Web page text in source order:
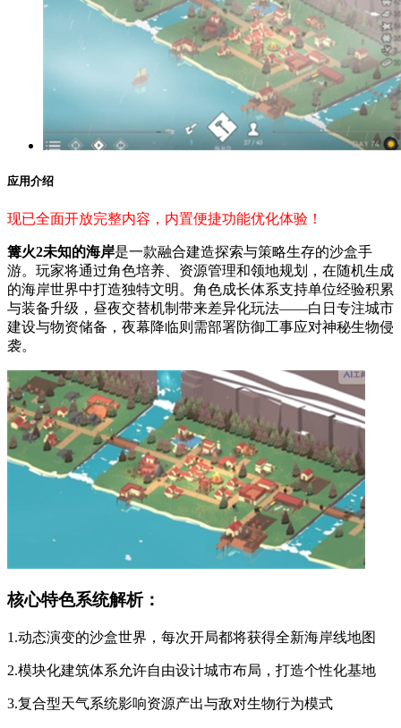
应用介绍
现已全面开放完整内容，内置便捷功能优化体验！
篝火2未知的海岸是一款融合建造探索与策略生存的沙盒手
游。玩家将通过角色培养、资源管理和领地规划，在随机生成
的海岸世界中打造独特文明。角色成长体系支持单位经验积累
与装备升级，昼夜交替机制带来差异化玩法——白日专注城市
建设与物资储备，夜幕降临则需部署防御工事应对神秘生物侵
袭。
核心特色系统解析：
1.动态演变的沙盒世界，每次开局都将获得全新海岸线地图
2.模块化建筑体系允许自由设计城市布局，打造个性化基地
3.复合型天气系统影响资源产出与敌对生物行为模式